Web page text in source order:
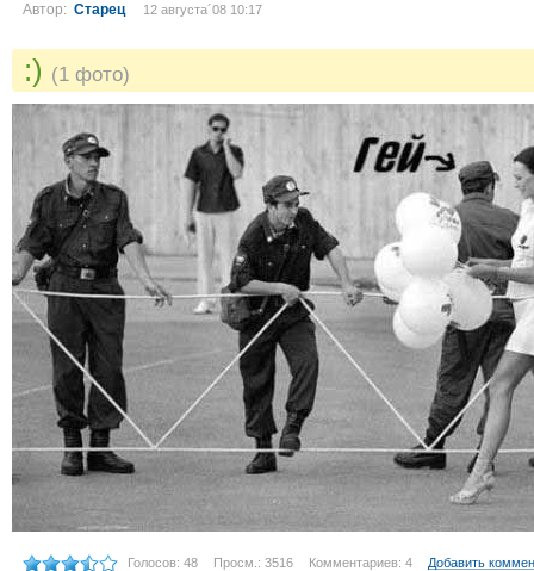
Автор: Старец 12 августа´08 10:17
:) (1 фото)
Голосов: 48 Просм.: 3516 Комментариев: 4 Добавить